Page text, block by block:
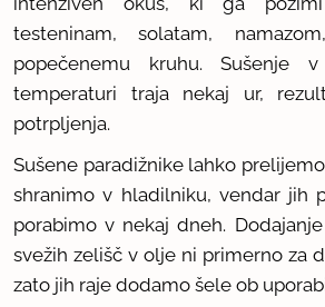
testeninam, solatam,
popečenemu kruhu. Sušenje
temperaturi traja nekaj ur,
potrpljenja.
Sušene paradižnike lahko
shranimo v hladilniku, vendar jih
porabimo v nekaj dneh.
svežih zelišč v olje ni primerno za
zato jih raje dodamo šele ob